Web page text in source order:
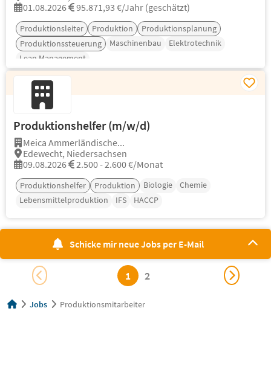
01.08.2026
95.871,93 €/Jahr (geschätzt)
Produktionsleiter Produktion
Produktionsplanung
Produktionssteuerung
Maschinenbau
Elektrotechnik
Lean Management
Produktionshelfer (m/w/d)
Meica Ammerländische...
Edewecht, Niedersachsen
09.08.2026
2.500 - 2.600 €/Monat
Produktionshelfer Produktion Biologie
Chemie
Lebensmittelproduktion
IFS HACCP
Schicke mir neue Jobs per E-Mail
1 2
Jobs Produktionsmitarbeiter